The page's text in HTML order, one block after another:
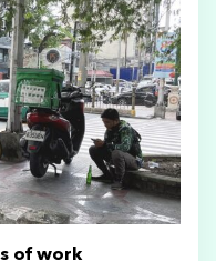
of work